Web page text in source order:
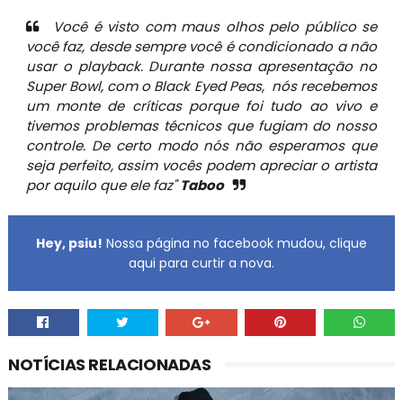
Você é visto com maus olhos pelo público se
você faz, desde sempre você é condicionado a não
usar o playback. Durante nossa apresentação no
Super Bowl, com o Black Eyed Peas, nós recebemos
um monte de críticas porque foi tudo ao vivo e
tivemos problemas técnicos que fugiam do nosso
controle. De certo modo nós não esperamos que
seja perfeito, assim vocês podem apreciar o artista
por aquilo que ele faz"Taboo
Hey, psiu! Nossa página no facebook mudou, clique
aqui para curtir a nova.
NOTÍCIAS RELACIONADAS